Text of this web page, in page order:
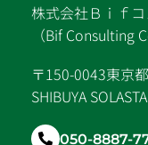
株式会社Ｂｉｆ
（Bif Consulting
〒150-0043東京
SHIBUYA
050-8887-